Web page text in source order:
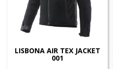
LISBONA AIR TEX JACKET
001